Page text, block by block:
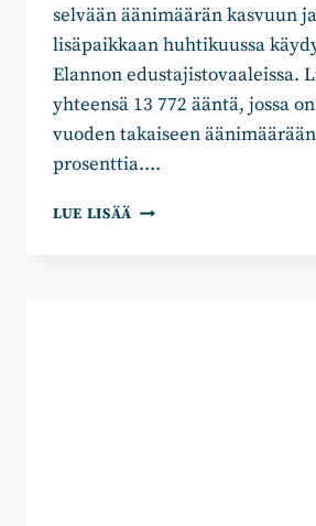
selvään äänimäärän kasvuun
lisäpaikkaan huhtikuussa
Elannon edustajistovaaleissa.
yhteensä 13 772 ääntä, jossa
vuoden takaiseen
prosenttia….
LUE LISÄÄ UUDENMAAN